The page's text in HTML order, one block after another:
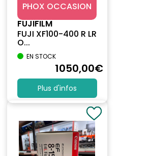
PHOX OCCASION
FUJIFILM
FUJI XF100-400 R LR
O...
EN STOCK
1050,00€
Plus d'infos